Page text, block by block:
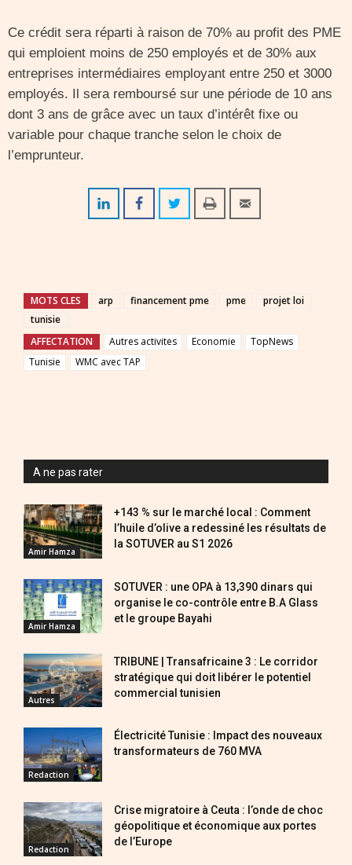
Ce crédit sera réparti à raison de 70% au profit des PME
qui emploient moins de 250 employés et de 30% aux
entreprises intermédiaires employant entre 250 et 3000
employés. Il sera remboursé sur une période de 10 ans
dont 3 ans de grâce avec un taux d’intérêt fixe ou
variable pour chaque tranche selon le choix de
l’emprunteur.
MOTS CLES arp financement pme pme
projet loi
tunisie
AFFECTATION
Autres activites Economie
TopNews
Tunisie
WMC avec TAP
A ne pas rater
Amir Hamza
+143 % sur le marché local : Comment
l’huile d’olive a redessiné les résultats de
la SOTUVER au S1 2026
Amir Hamza
SOTUVER : une OPA à 13,390 dinars qui
organise le co-contrôle entre B.A Glass
et le groupe Bayahi
Autres
TRIBUNE | Transafricaine 3 : Le corridor
stratégique qui doit libérer le potentiel
commercial tunisien
Redaction
Électricité Tunisie : Impact des nouveaux
transformateurs de 760 MVA
Redaction
Crise migratoire à Ceuta : l’onde de choc
géopolitique et économique aux portes
de l’Europe